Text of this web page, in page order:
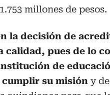
millones de pesos.
la decisión de
pues de lo
de
su misión y